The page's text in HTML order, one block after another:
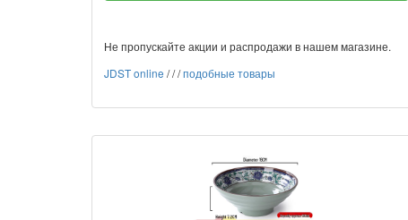
Не пропускайте акции и распродажи в нашем магазине.
JDST online ///подобные товары